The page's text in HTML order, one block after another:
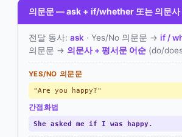
의문문 — ask + if/whether 또는 의문사
전달 동사: ask · Yes/No 의문문 → if /
의문문 → 의문사 + 평서문 어순(do/
YES/NO 의문문
"Are you happy?"
간접화법
She asked me if I was happy.